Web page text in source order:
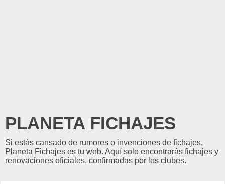
PLANETA FICHAJES
Si estás cansado de rumores o invenciones de fichajes,
Planeta Fichajes es tu web. Aquí solo encontrarás fichajes y
renovaciones oficiales, confirmadas por los clubes.